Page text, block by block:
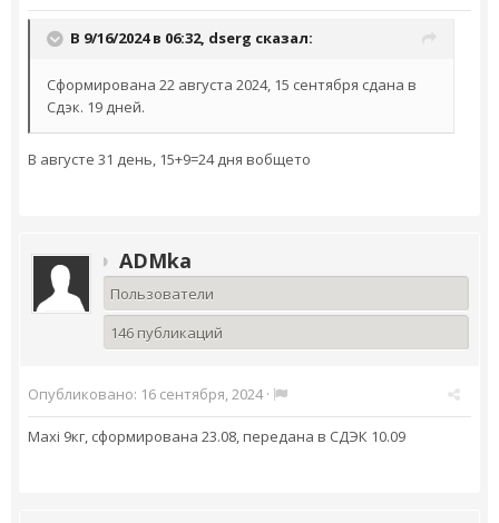
В 9/16/2024 в 06:32, dserg сказал:
Сформирована 22 августа 2024, 15 сентября сдана в
Сдэк. 19 дней.
В августе 31 день, 15+9=24 дня вобщето
ADMka
Пользователи
146 публикаций
Опубликовано: 16 сентября, 2024·
Maxi 9кг, сформирована 23.08, передана в СДЭК 10.09